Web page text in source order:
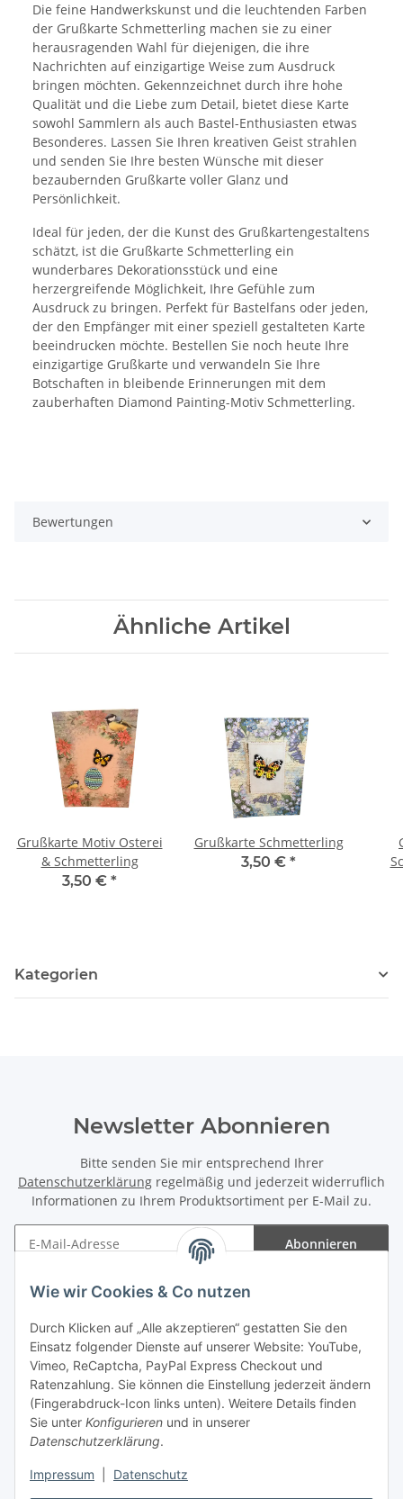
Wie wir Cookies & Co nutzen
Durch Klicken auf „Alle akzeptieren“ gestatten Sie den
Einsatz folgender Dienste auf unserer Website: YouTube,
Vimeo, ReCaptcha, PayPal Express Checkout und
Ratenzahlung. Sie können die Einstellung jederzeit ändern
(Fingerabdruck-Icon links unten). Weitere Details finden
Sie unter Konfigurieren und in unserer
Datenschutzerklärung.
Impressum Datenschutz
Die feine Handwerkskunst und die leuchtenden Farben
der Grußkarte Schmetterling machen sie zu einer
herausragenden Wahl für diejenigen, die ihre
Nachrichten auf einzigartige Weise zum Ausdruck
bringen möchten. Gekennzeichnet durch ihre hohe
Qualität und die Liebe zum Detail, bietet diese Karte
sowohl Sammlern als auch Bastel-Enthusiasten etwas
Besonderes. Lassen Sie Ihren kreativen Geist strahlen
und senden Sie Ihre besten Wünsche mit dieser
bezaubernden Grußkarte voller Glanz und
Persönlichkeit.
Ideal für jeden, der die Kunst des Grußkartengestaltens
schätzt, ist die Grußkarte Schmetterling ein
wunderbares Dekorationsstück und eine
herzergreifende Möglichkeit, Ihre Gefühle zum
Ausdruck zu bringen. Perfekt für Bastelfans oder jeden,
der den Empfänger mit einer speziell gestalteten Karte
beeindrucken möchte. Bestellen Sie noch heute Ihre
einzigartige Grußkarte und verwandeln Sie Ihre
Botschaften in bleibende Erinnerungen mit dem
zauberhaften Diamond Painting-Motiv Schmetterling.
Bewertungen
Ähnliche Artikel
Grußkarte Motiv Osterei
& Schmetterling
3,50 € *
Grußkarte Schmetterling
3,50 € *
Kategorien
Newsletter Abonnieren
Bitte senden Sie mir entsprechend Ihrer
Datenschutzerklärung regelmäßig und jederzeit widerruflich
Informationen zu Ihrem Produktsortiment per E-Mail zu.
Abonnieren
Gesetzliche Informationen
Vertrag widerrufen